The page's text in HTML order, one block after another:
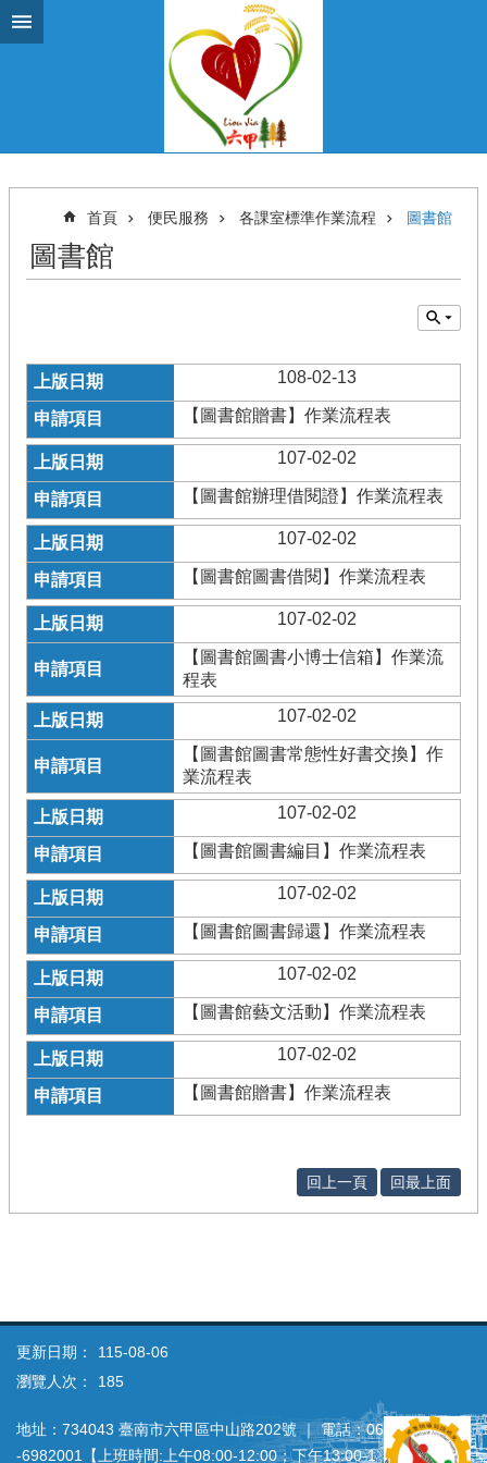
跳到主要內容區塊
首頁 便民服務 各課室標準作業流程 圖書館
圖書館
108-02-13
【圖書館贈書】作業流程表
107-02-02
【圖書館辦理借閱證】作業流程表
107-02-02
【圖書館圖書借閱】作業流程表
107-02-02
【圖書館圖書小博士信箱】作業流
程表
107-02-02
【圖書館圖書常態性好書交換】作
業流程表
107-02-02
【圖書館圖書編目】作業流程表
107-02-02
【圖書館圖書歸還】作業流程表
107-02-02
【圖書館藝文活動】作業流程表
107-02-02
【圖書館贈書】作業流程表
回上一頁 回最上面
更新日期：
115-08-06
瀏覽人次：
185
地址：734043 臺南市六甲區中山路202號 ｜ 電話：06
‐6982001【上班時間:上午08:00‐12:00；下午13:00‐1